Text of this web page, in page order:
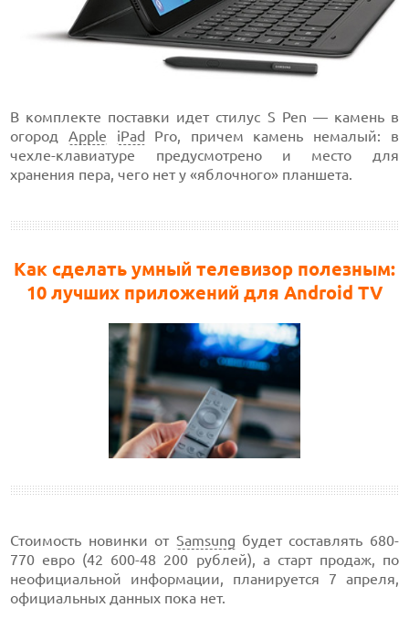
В комплекте поставки идет стилус S Pen — камень в
огород Apple iPad Pro, причем камень немалый: в
чехле-клавиатуре предусмотрено и место для
хранения пера, чего нет у «яблочного» планшета.
Как сделать умный телевизор полезным:
10 лучших приложений для Android TV
Стоимость новинки от Samsung будет составлять 680-
770 евро (42 600-48 200 рублей), а старт продаж, по
неофициальной информации, планируется 7 апреля,
официальных данных пока нет.